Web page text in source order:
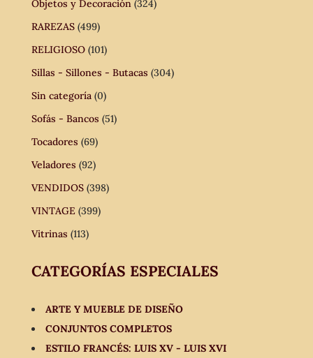
Objetos y Decoración (324)
RAREZAS (499)
RELIGIOSO (101)
Sillas - Sillones - Butacas (304)
Sin categoría (0)
Sofás - Bancos (51)
Tocadores (69)
Veladores (92)
VENDIDOS (398)
VINTAGE (399)
Vitrinas (113)
CATEGORÍAS ESPECIALES
ARTE Y MUEBLE DE DISEÑO
CONJUNTOS COMPLETOS
ESTILO FRANCÉS: LUIS XV - LUIS XVI